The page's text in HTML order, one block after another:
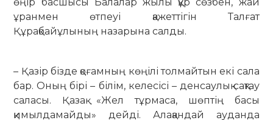
ұранмен өтпеуі қажеттігін Талғат
Құрақбайұлының назарына салды.
– Қазір бізде қоғамның көңілі толмайтын екі сала
бар. Оның бірі – білім, келесісі – денсаулық сақтау
саласы. Қазақ «Жел тұрмаса, шөптің басы
қимылдамайды» дейді. Алақандай ауданда